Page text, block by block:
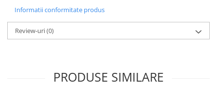
Informatii conformitate produs
Review-uri(0)
PRODUSE SIMILARE